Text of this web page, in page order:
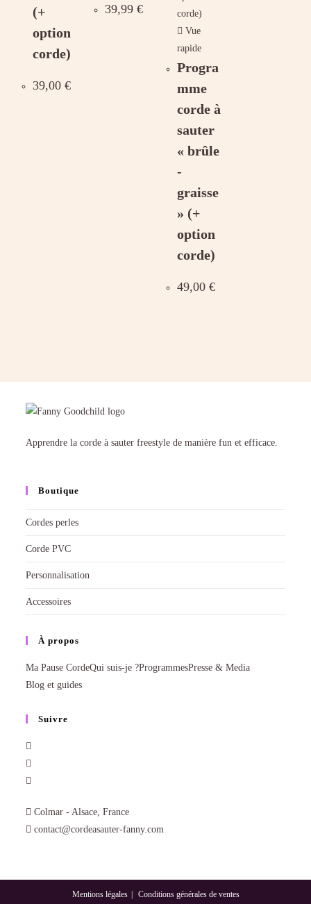
(+
option
corde)
39,00€
39,99€
Vue
rapide
Progra
mme
corde à
sauter
« brûle
-
graisse
» (+
option
corde)
49,00€
Apprendre la corde à sauter freestyle de manière fun et efficace.
Boutique
Cordes perles
Corde PVC
Personnalisation
Accessoires
À propos
Ma Pause CordeQui suis-je ?ProgrammesPresse & Media
Blog et guides
Suivre
Colmar - Alsace, France
contact@cordeasauter-fanny.com
Mentions légales Conditions générales de ventes